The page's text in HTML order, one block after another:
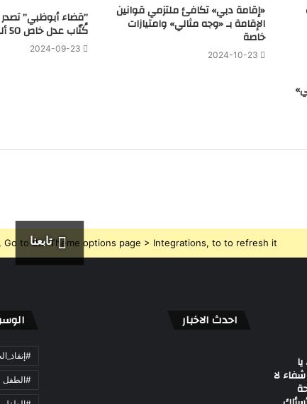
«إقامة دبي» تكافئ ملتزمي قوانين
الإقامة بـ «وجه مثالي» وامتيازات
خاصة
2024-10-23
كُتّاب عدل خاص 50 ألف درهم
2024-09-23
تابعنا
Go to the Theme options page > Integrations, to to refresh it.
لا
احدث الاخبار
#الطفل